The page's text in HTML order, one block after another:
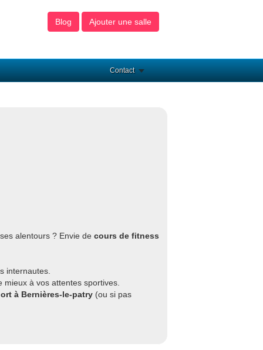
Blog Ajouter une salle
Contact
alentours ? Envie de cours de fitness
internautes.
à vos attentes sportives.
à Bernières-le-patry (ou si pas